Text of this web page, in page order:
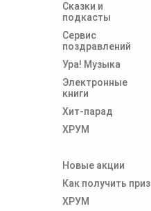
Сказки и
подкасты
Сервис
поздравлений
Ура! Музыка
Электронные
книги
Хит-парад
ХРУМ
Новые акции
Как получить приз
ХРУМ